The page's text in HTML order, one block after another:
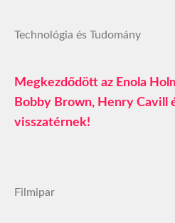
Technológia és Tudomány
Megkezdődött az Enola
Bobby Brown, Henry Cavill
visszatérnek!
Filmipar